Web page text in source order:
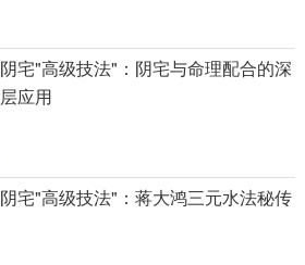
阴宅"高级技法"：阴宅与命理配合的深
层应用
阴宅"高级技法"：蒋大鸿三元水法秘传